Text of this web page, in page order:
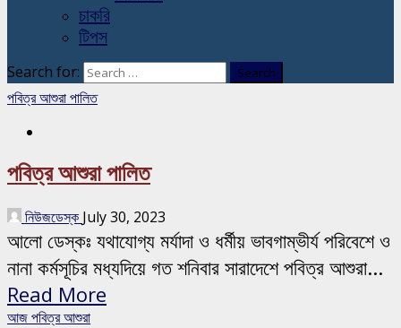
চাকরি
টিপস
Search for:
পবিত্র আশুরা পালিত
পবিত্র আশুরা পালিত
নিউজডেস্ক July 30, 2023
আলো ডেস্কঃ যথাযোগ্য মর্যাদা ও ধর্মীয় ভাবগাম্ভীর্য পরিবেশে ও
নানা কর্মসূচির মধ্যদিয়ে গত শনিবার সারাদেশে পবিত্র আশুরা...
Read More
আজ পবিত্র আশুরা